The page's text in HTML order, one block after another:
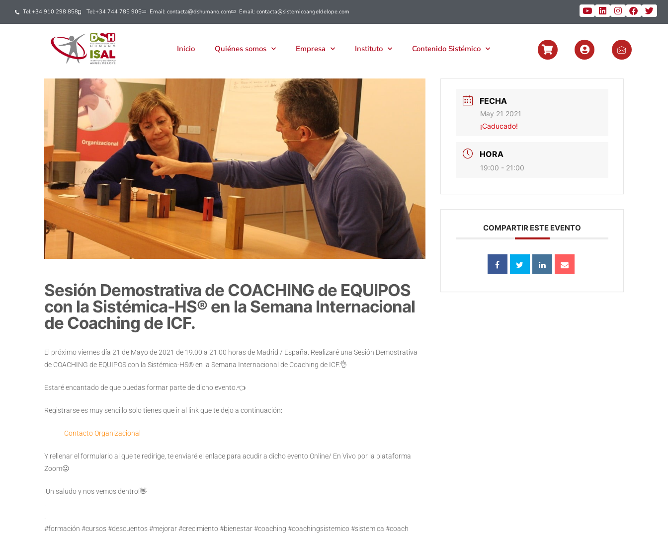
Tel:+34 910 298 858 Tel:+34 744 785 905 Email: contacta@dshumano.com Email: contacta@sistemicoangeldelope.com
Inicio Quiénes somos Empresa Instituto Contenido Sistémico
Sesión Demostrativa de COACHING de EQUIPOS
con la Sistémica-HS® en la Semana Internacional
de Coaching de ICF.
El próximo viernes día 21 de Mayo de 2021 de 19.00 a 21.00 horas de Madrid / España. Realizaré una Sesión Demostrativa
de COACHING de EQUIPOS con la Sistémica-HS® en la Semana Internacional de Coaching de ICF.👌
Estaré encantado de que puedas formar parte de dicho evento.👈
Registrarse es muy sencillo solo tienes que ir al link que te dejo a continuación:
Contacto Organizacional
Y rellenar el formulario al que te redirige, te enviaré el enlace para acudir a dicho evento Online/ En Vivo por la plataforma
Zoom😜
¡Un saludo y nos vemos dentro!👋
#formación #cursos #descuentos #mejorar #crecimiento #bienestar #coaching #coachingsistemico #sistemica #coach
FECHA
May 21 2021
¡Caducado!
HORA
19:00 - 21:00
COMPARTIR ESTE EVENTO